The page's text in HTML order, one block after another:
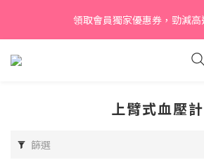
【新會員】即日起至2026月12月31日，
「NEW95」即可享95
領取會員獨家優惠券，勁減高
【新會員】即日起至2026月12月31日
「NEW95」即可享95
上臂式血壓計
篩選